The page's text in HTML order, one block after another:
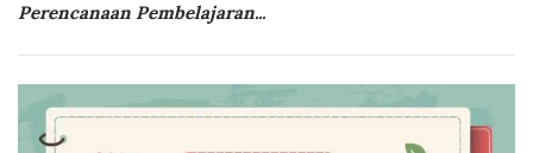
Perencanaan Pembelajaran...